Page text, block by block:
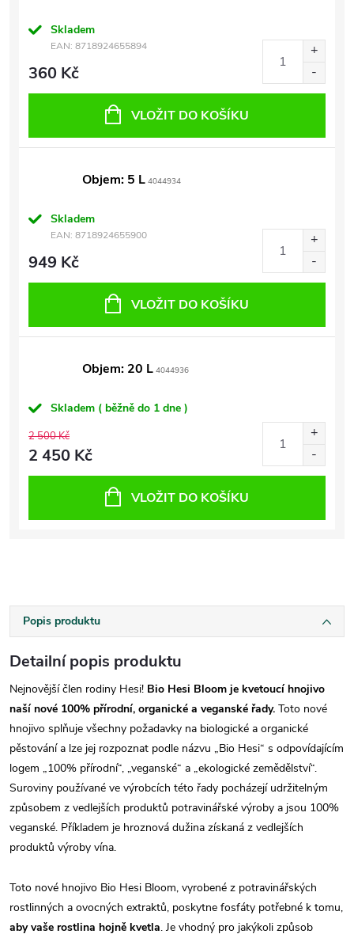
Skladem
EAN: 8718924655894
360 Kč
VLOŽIT DO KOŠÍKU
Objem: 5 L 4044934
Skladem
EAN: 8718924655900
949 Kč
VLOŽIT DO KOŠÍKU
Objem: 20 L 4044936
Skladem ( běžně do 1 dne )
2 500 Kč
2 450 Kč
VLOŽIT DO KOŠÍKU
Popis produktu
Detailní popis produktu
Nejnovější člen rodiny Hesi! Bio Hesi Bloom je kvetoucí hnojivo
naší nové 100% přírodní, organické a veganské řady. Toto nové
hnojivo splňuje všechny požadavky na biologické a organické
pěstování a lze jej rozpoznat podle názvu „Bio Hesi“ s odpovídajícím
logem „100% přírodní“, „veganské“ a „ekologické zemědělství“.
Suroviny používané ve výrobcích této řady pocházejí udržitelným
způsobem z vedlejších produktů potravinářské výroby a jsou 100%
veganské. Příkladem je hroznová dužina získaná z vedlejších
produktů výroby vína.
Toto nové hnojivo Bio Hesi Bloom, vyrobené z potravinářských
rostlinných a ovocných extraktů, poskytne fosfáty potřebné k tomu,
aby vaše rostlina hojně kvetla. Je vhodný pro jakýkoli způsob